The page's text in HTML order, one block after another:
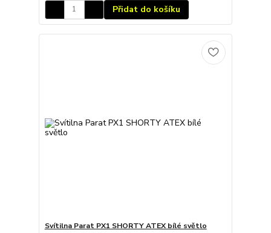
Přidat do košíku
Svítilna Parat PX1 SHORTY ATEX bílé světlo